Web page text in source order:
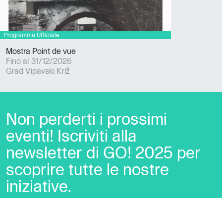
Mostra Point de vue
Fino al 31/12/2026
Grad Vipavski Križ
Non perderti i prossimi
eventi! Iscriviti alla
newsletter di GO! 2025 per
scoprire tutte le nostre
iniziative.